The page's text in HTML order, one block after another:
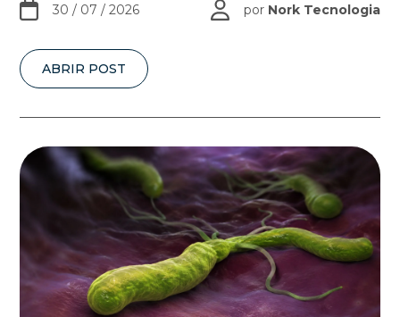
30 / 07 / 2026 por Nork Tecnologia
ABRIR POST